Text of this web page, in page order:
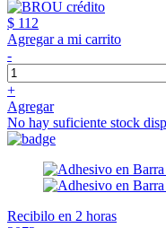
$ 112
Agregar a mi carrito
-
+
Agregar
No hay suficiente stock
Recibilo en 2 horas